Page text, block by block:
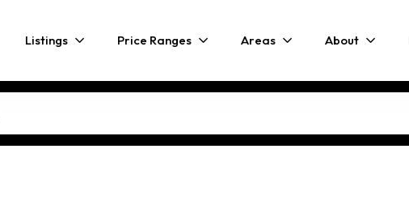
Listings Price Ranges Areas About